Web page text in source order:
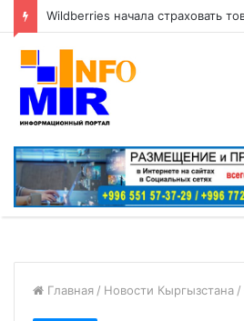
Главная / Новости Кыргызстана /